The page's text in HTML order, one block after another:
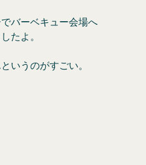
バーベキュー会場へ
たよ。
いうのがすごい。